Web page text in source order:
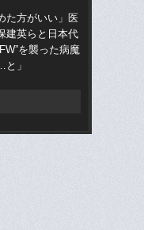
た方がいい」医
建英らと日本代
を襲った病魔
」